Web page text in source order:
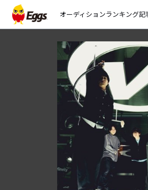
オーディションランキング記